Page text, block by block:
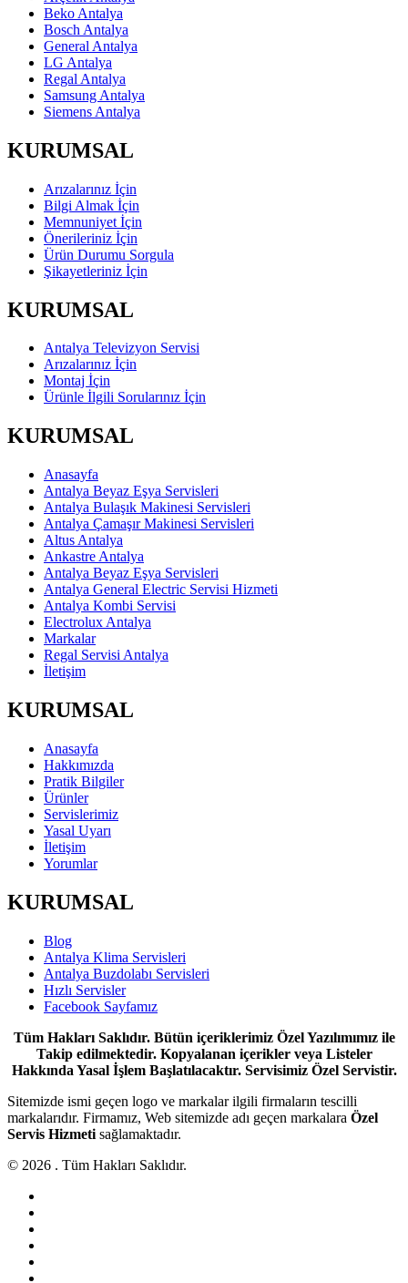
Beko Antalya
Bosch Antalya
General Antalya
LG Antalya
Regal Antalya
Samsung Antalya
Siemens Antalya
KURUMSAL
Arızalarınız İçin
Bilgi Almak İçin
Memnuniyet İçin
Önerileriniz İçin
Ürün Durumu Sorgula
Şikayetleriniz İçin
KURUMSAL
Antalya Televizyon Servisi
Arızalarınız İçin
Montaj İçin
Ürünle İlgili Sorularınız İçin
KURUMSAL
Anasayfa
Antalya Beyaz Eşya Servisleri
Antalya Bulaşık Makinesi Servisleri
Antalya Çamaşır Makinesi Servisleri
Altus Antalya
Ankastre Antalya
Antalya Beyaz Eşya Servisleri
Antalya General Electric Servisi Hizmeti
Antalya Kombi Servisi
Electrolux Antalya
Markalar
Regal Servisi Antalya
İletişim
KURUMSAL
Anasayfa
Hakkımızda
Pratik Bilgiler
Ürünler
Servislerimiz
Yasal Uyarı
İletişim
Yorumlar
KURUMSAL
Blog
Antalya Klima Servisleri
Antalya Buzdolabı Servisleri
Hızlı Servisler
Facebook Sayfamız
Tüm Hakları Saklıdır. Bütün içeriklerimiz Özel Yazılımımız ile
Takip edilmektedir. Kopyalanan içerikler veya Listeler
Hakkında Yasal İşlem Başlatılacaktır. Servisimiz Özel Servistir.
Sitemizde ismi geçen logo ve markalar ilgili firmaların tescilli
markalarıdır. Firmamız, Web sitemizde adı geçen markalara Özel
Servis Hizmeti sağlamaktadır.
© 2026 . Tüm Hakları Saklıdır.